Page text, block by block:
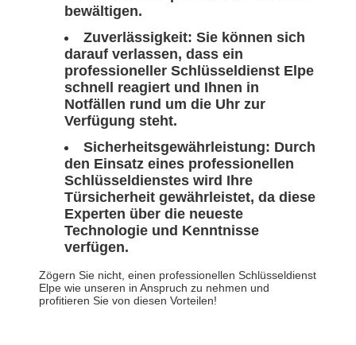
bewältigen.
Zuverlässigkeit: Sie können sich
darauf verlassen, dass ein
professioneller Schlüsseldienst Elpe
schnell reagiert und Ihnen in
Notfällen rund um die Uhr zur
Verfügung steht.
Sicherheitsgewährleistung: Durch
den Einsatz eines professionellen
Schlüsseldienstes wird Ihre
Türsicherheit gewährleistet, da diese
Experten über die neueste
Technologie und Kenntnisse
verfügen.
Zögern Sie nicht, einen professionellen Schlüsseldienst
Elpe wie unseren in Anspruch zu nehmen und
profitieren Sie von diesen Vorteilen!